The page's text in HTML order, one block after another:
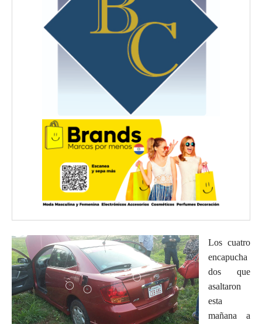
Los cuatro
encapucha
dos que
asaltaron
esta
mañana a